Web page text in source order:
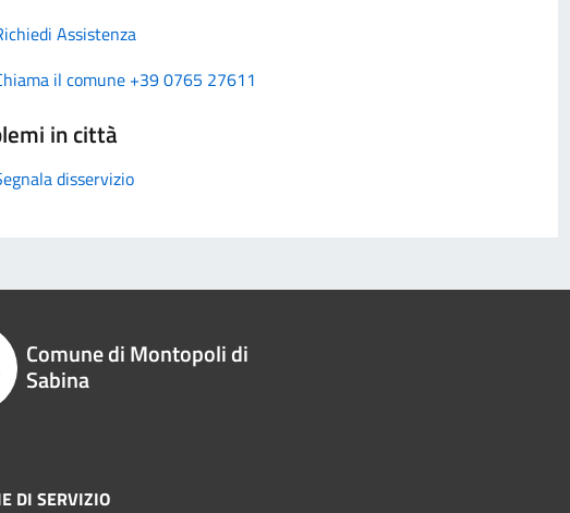
Assistenza
il comune +39 0765 27611
in città
disservizio
Comune di Montopoli di
Sabina
DI SERVIZIO